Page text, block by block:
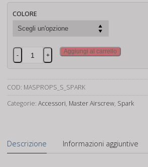
COLORE
Master
Airscrews
STEALTH
-
Dji
- +
Aggiungi al carrello
COD: MASPROPS_S_SPARK
Categorie: Accessori, Master Airscrew, Spark
Descrizione Informazioni aggiuntive